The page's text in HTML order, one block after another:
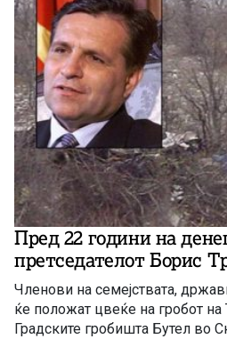
Пред 22 години на
претседателот Борис
Членови на семејствата,
ќе положат цвеќе на гробот на
Градските гробишта Бутел во